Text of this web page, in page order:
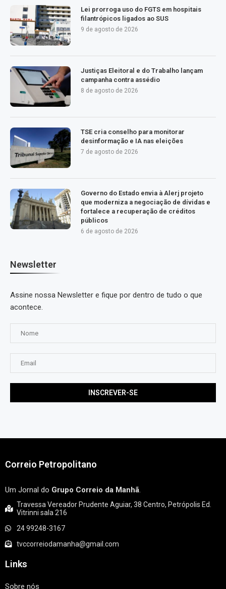
Lei prorroga uso do FGTS em hospitais
filantrópicos ligados ao SUS
9 de agosto de 2026
Justiças Eleitoral e do Trabalho lançam
campanha contra assédio
8 de agosto de 2026
TSE cria conselho para monitorar
desinformação e IA nas eleições
7 de agosto de 2026
Governo do Estado envia à Alerj projeto
que moderniza a negociação de dívidas e
fortalece a recuperação de créditos
públicos
6 de agosto de 2026
Newsletter
Assine nossa Newsletter e fique por dentro de tudo o que
acontece.
Correio Petropolitano
Um Jornal do Grupo Correio da Manhã.
Travessa Vereador Prudente Aguiar, 38 Centro, Petrópolis Ed.
Vitrinni sala 216
24 99248-3167
tvccorreiodamanha@gmail.com
Links
Sobre nós